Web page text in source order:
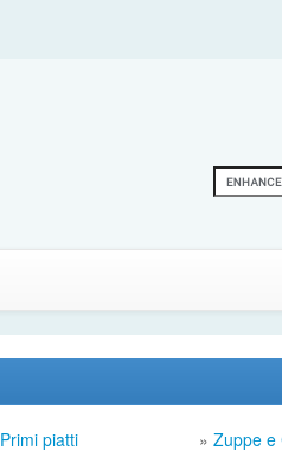
Primi piatti » Zuppe e